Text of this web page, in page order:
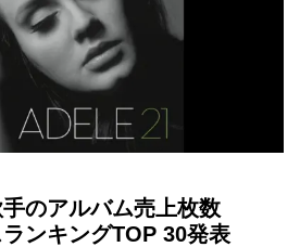
のアルバム売上枚数
ンキングTOP 30発表